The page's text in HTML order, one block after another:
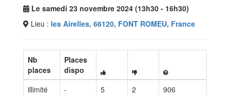
Le samedi 23 novembre 2024 (13h30 - 16h30)
Lieu : les Airelles, 66120, FONT ROMEU, France
Nb
places
Places
dispo
illimité
- 5 2 906